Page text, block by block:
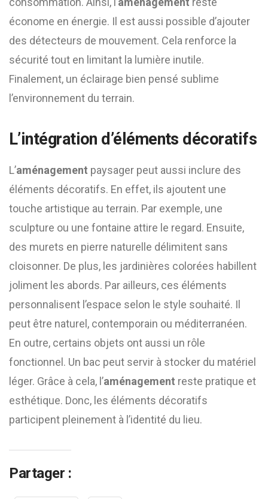
économe en énergie. Il est aussi possible d’ajouter
des détecteurs de mouvement. Cela renforce la
sécurité tout en limitant la lumière inutile.
Finalement, un éclairage bien pensé sublime
l’environnement du terrain.
L’intégration d’éléments décoratifs
L’aménagement paysager peut aussi inclure des
éléments décoratifs. En effet, ils ajoutent une
touche artistique au terrain. Par exemple, une
sculpture ou une fontaine attire le regard. Ensuite,
des murets en pierre naturelle délimitent sans
cloisonner. De plus, les jardinières colorées habillent
joliment les abords. Par ailleurs, ces éléments
personnalisent l’espace selon le style souhaité. Il
peut être naturel, contemporain ou méditerranéen.
En outre, certains objets ont aussi un rôle
fonctionnel. Un bac peut servir à stocker du matériel
léger. Grâce à cela, l’aménagement reste pratique et
esthétique. Donc, les éléments décoratifs
participent pleinement à l’identité du lieu.
Partager :